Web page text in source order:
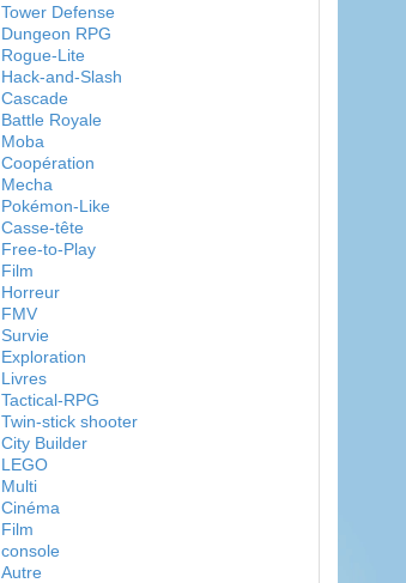
Tower Defense
Dungeon RPG
Rogue-Lite
Hack-and-Slash
Cascade
Battle Royale
Moba
Coopération
Mecha
Pokémon-Like
Casse-tête
Free-to-Play
Film
Horreur
FMV
Survie
Exploration
Livres
Tactical-RPG
Twin-stick shooter
City Builder
LEGO
Multi
Cinéma
Film
console
Autre